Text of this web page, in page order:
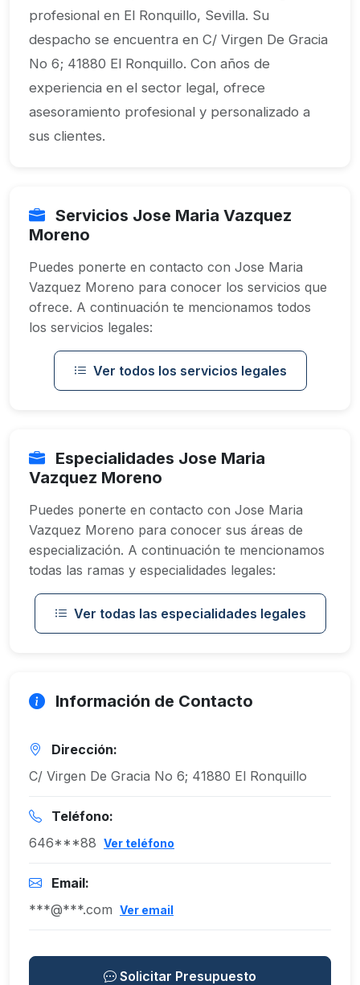
profesional en El Ronquillo, Sevilla. Su
despacho se encuentra en C/ Virgen De Gracia
No 6; 41880 El Ronquillo. Con años de
experiencia en el sector legal, ofrece
asesoramiento profesional y personalizado a
sus clientes.
Servicios Jose Maria Vazquez
Moreno
Puedes ponerte en contacto con Jose Maria
Vazquez Moreno para conocer los servicios que
ofrece. A continuación te mencionamos todos
los servicios legales:
Ver todos los servicios legales
Especialidades Jose Maria
Vazquez Moreno
Puedes ponerte en contacto con Jose Maria
Vazquez Moreno para conocer sus áreas de
especialización. A continuación te mencionamos
todas las ramas y especialidades legales:
Ver todas las especialidades legales
Información de Contacto
Dirección:
C/ Virgen De Gracia No 6; 41880 El Ronquillo
Teléfono:
646***88 Ver teléfono
Email:
***@***.com Ver email
Solicitar Presupuesto